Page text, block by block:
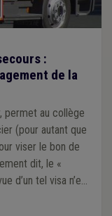
:
de la
permet au collège
(pour autant que
viser le bon de
dit, le «
d’un tel visa n’est